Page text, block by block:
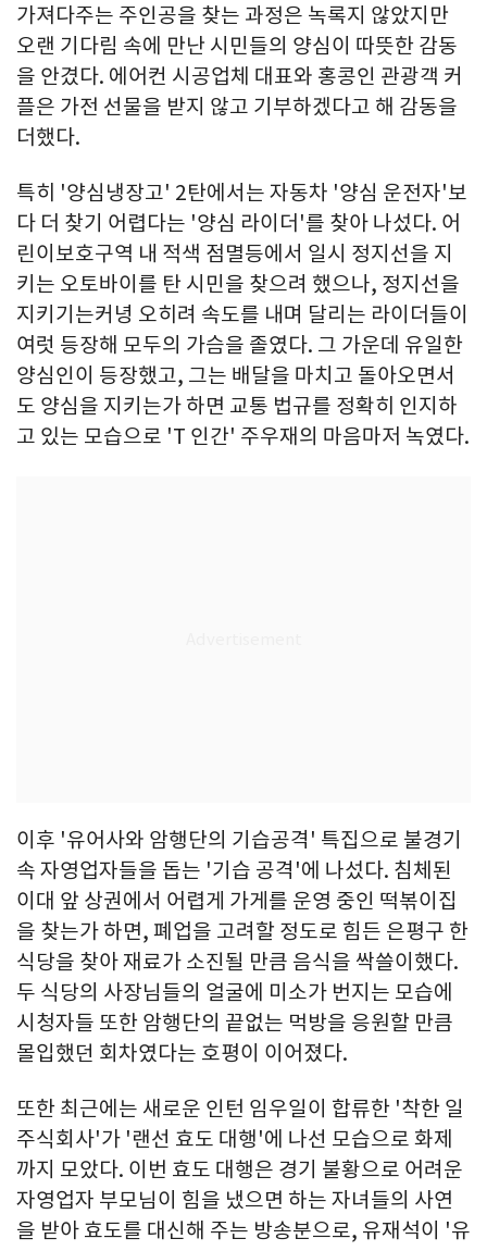
가져다주는 주인공을 찾는 과정은 녹록지 않았지만
오랜 기다림 속에 만난 시민들의 양심이 따뜻한 감동
을 안겼다. 에어컨 시공업체 대표와 홍콩인 관광객 커
플은 가전 선물을 받지 않고 기부하겠다고 해 감동을
더했다.
특히 '양심냉장고' 2탄에서는 자동차 '양심 운전자'보
다 더 찾기 어렵다는 '양심 라이더'를 찾아 나섰다. 어
린이보호구역 내 적색 점멸등에서 일시 정지선을 지
키는 오토바이를 탄 시민을 찾으려 했으나, 정지선을
지키기는커녕 오히려 속도를 내며 달리는 라이더들이
여럿 등장해 모두의 가슴을 졸였다. 그 가운데 유일한
양심인이 등장했고, 그는 배달을 마치고 돌아오면서
도 양심을 지키는가 하면 교통 법규를 정확히 인지하
고 있는 모습으로 'T 인간' 주우재의 마음마저 녹였다.
이후 '유어사와 암행단의 기습공격' 특집으로 불경기
속 자영업자들을 돕는 '기습 공격'에 나섰다. 침체된
이대 앞 상권에서 어렵게 가게를 운영 중인 떡볶이집
을 찾는가 하면, 폐업을 고려할 정도로 힘든 은평구 한
식당을 찾아 재료가 소진될 만큼 음식을 싹쓸이했다.
두 식당의 사장님들의 얼굴에 미소가 번지는 모습에
시청자들 또한 암행단의 끝없는 먹방을 응원할 만큼
몰입했던 회차였다는 호평이 이어졌다.
또한 최근에는 새로운 인턴 임우일이 합류한 '착한 일
주식회사'가 '랜선 효도 대행'에 나선 모습으로 화제
까지 모았다. 이번 효도 대행은 경기 불황으로 어려운
자영업자 부모님이 힘을 냈으면 하는 자녀들의 사연
을 받아 효도를 대신해 주는 방송분으로, 유재석이 '유